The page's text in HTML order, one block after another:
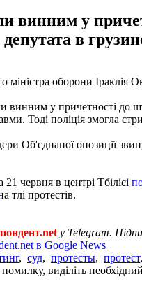
винним у
депутата в
міністра оборони Іраклія
винним у причетності до
Тоді поліція змогла
Об'єднаної опозиції
червня в центрі Тбілісі
тлі протестів.
у Telegram.
в Google News
, суд, протесты, протест,
виділіть